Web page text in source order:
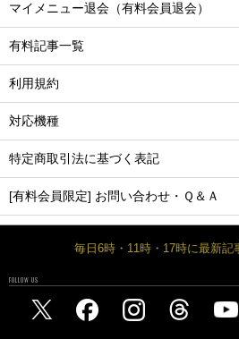
マイメニュー退会（有料会員退会）
有料記事一覧
利用規約
対応機種
特定商取引法に基づく表記
[有料会員限定] お問い合わせ・Ｑ＆Ａ
毎日6時・11時・17時に最新記
FOLLOW US